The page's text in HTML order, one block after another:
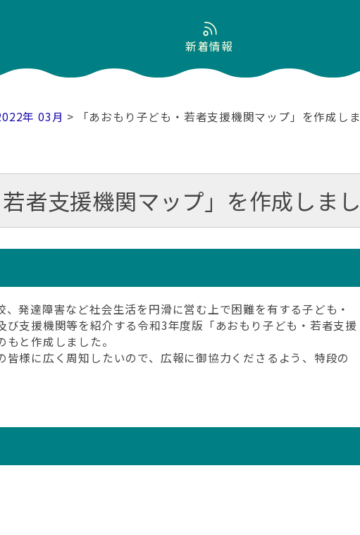
新着情報
年 03月 > 「あおもり子ども・若者支援機関マップ」を作成し
若者支援機関マップ」を作成しま
発達障害など社会生活を円滑に営む上で困難を有する子ども・
び支援機関等を紹介する令和3年度版「あおもり子ども・若者支援
と作成しました。
様に広く周知したいので、広報に御協力くださるよう、特段の